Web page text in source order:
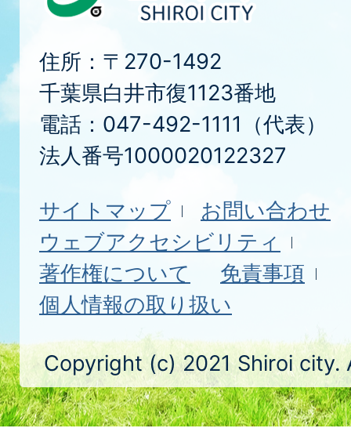
住所：〒270-1492
千葉県白井市復1123番地
電話：047-492-1111（代表）
法人番号1000020122327
サイトマップ
お問い合わせ
ウェブアクセシビリティ
著作権について
免責事項
個人情報の取り扱い
Copyright (c) 2021 Shiroi city.